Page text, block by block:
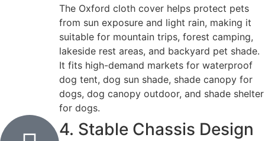
The Oxford cloth cover helps protect pets
from sun exposure and light rain, making it
suitable for mountain trips, forest camping,
lakeside rest areas, and backyard pet shade.
It fits high-demand markets for waterproof
dog tent, dog sun shade, shade canopy for
dogs, dog canopy outdoor, and shade shelter
for dogs.
4. Stable Chassis Design